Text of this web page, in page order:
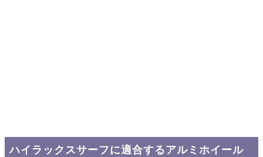
ハイラックスサーフに適合するアルミホイール